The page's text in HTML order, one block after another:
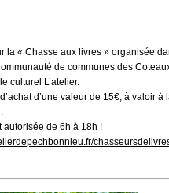
la « Chasse aux livres » organisée
de communes des
culturel L’atelier.
d’une valeur de 15€, à valoir à
autorisée de 6h à 18h !